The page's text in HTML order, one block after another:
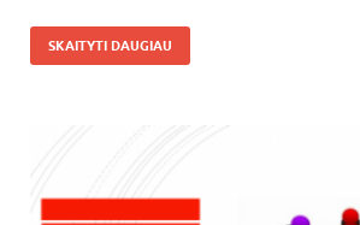
SKAITYTI DAUGIAU